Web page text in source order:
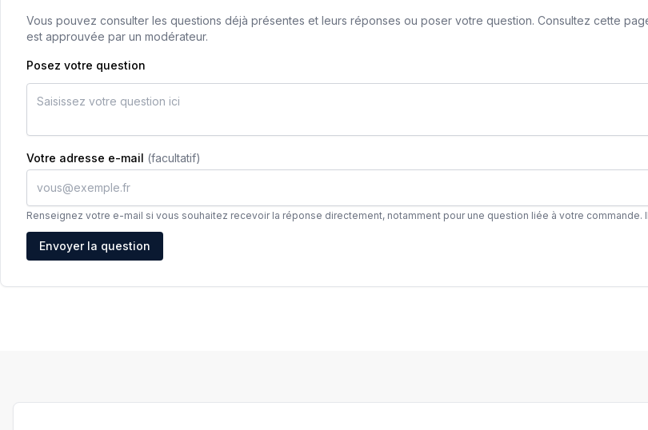
Vous pouvez consulter les questions déjà présentes et leurs réponses ou poser votre question. Consultez cette
est approuvée par un modérateur.
Posez votre question
Votre adresse e-mail (facultatif)
Renseignez votre e-mail si vous souhaitez recevoir la réponse directement, notamment pour une question liée à votre commande.
Adresse e-mail
Envoyer la question